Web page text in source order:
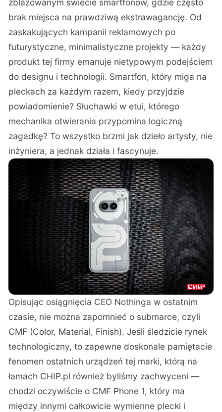
zblazowanym świecie smartfonów, gdzie często
brak miejsca na prawdziwą ekstrawagancję. Od
zaskakujących kampanii reklamowych po
futurystyczne, minimalistyczne projekty — każdy
produkt tej firmy emanuje nietypowym podejściem
do designu i technologii. Smartfon, który miga na
pleckach za każdym razem, kiedy przyjdzie
powiadomienie? Słuchawki w etui, którego
mechanika otwierania przypomina logiczną
zagadkę? To wszystko brzmi jak dzieło artysty, nie
inżyniera, a jednak działa i fascynuje.
Opisując osiągnięcia CEO Nothinga w ostatnim
czasie, nie można zapomnieć o submarce, czyli
CMF (Color, Material, Finish). Jeśli śledzicie rynek
technologiczny, to zapewne doskonale pamiętacie
fenomen ostatnich urządzeń tej marki, którą na
łamach CHIP.pl również byliśmy zachwyceni —
chodzi oczywiście o CMF Phone 1, który ma
między innymi całkowicie wymienne plecki i